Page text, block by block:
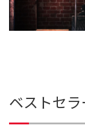
ベストセ